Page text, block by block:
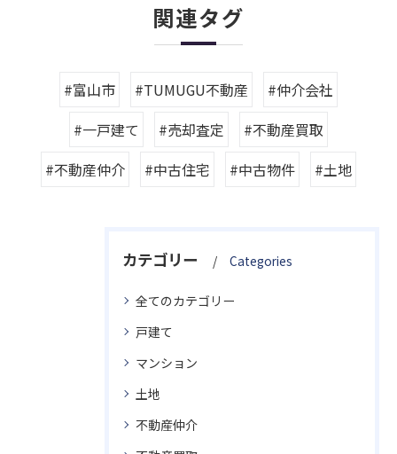
関連タグ
#富山市 #TUMUGU不動産
#仲介会社
#一戸建て
#売却査定
#不動産買取
#不動産仲介
#中古住宅 #中古物件 #土地
カテゴリー Categories
全てのカテゴリー
戸建て
マンション
土地
不動産仲介